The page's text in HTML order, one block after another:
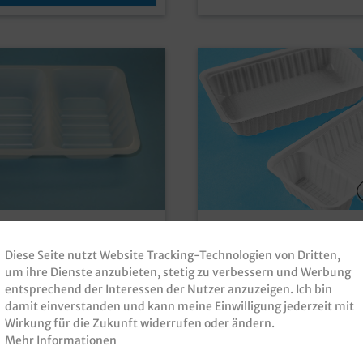
A52 Kunststoff
1000St
/ Imbissschalen /
/ Snack Trays / Dip
weiß, 2-geteilt, Maße
A52, 1000 Stück im
ISP20514540
Snackschalen A9
weiß 138x88x40mm
Snackschalen /
Kunststoffschalen / Snack
weiß, ungeteilt, Maße
A9/D, 1000 Stück im Karton praktisch
Diese Seite nutzt Website Tracking-Technologien von Dritten,
um ihre Dienste anzubieten, stetig zu verbessern und Werbung
entsprechend der Interessen der Nutzer anzuzeigen. Ich bin
damit einverstanden und kann meine Einwilligung jederzeit mit
Wirkung für die Zukunft widerrufen oder ändern.
Mehr Informationen